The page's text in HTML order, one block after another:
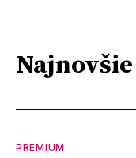
Najnovšie
PREMIUM